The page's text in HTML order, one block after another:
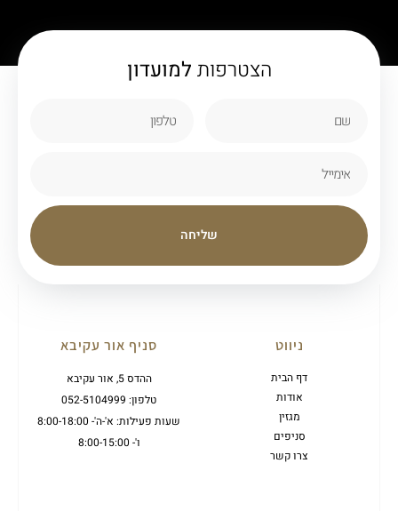
הצטרפות למועדון
שליחה
ניווט
דף הבית
אודות
מגזין
סניפים
צרו קשר
סניף אור עקיבא
ההדס 5, אור עקיבא
טלפון: 052-5104999
שעות פעילות: א'-ה'- 8:00-18:00
ו'- 8:00-15:00